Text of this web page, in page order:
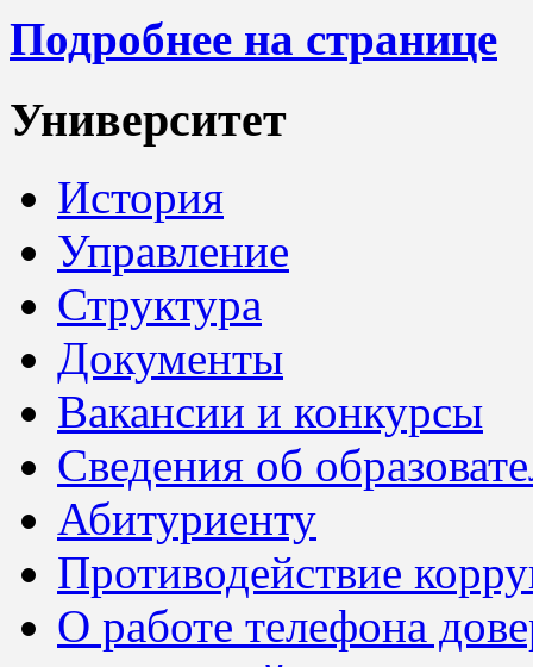
Подробнее на странице
Университет
История
Управление
Структура
Документы
Вакансии и конкурсы
Сведения об
Абитуриенту
Противодействие
О работе телефона